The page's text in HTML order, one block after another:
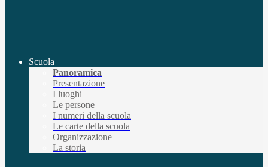
Scuola
Panoramica
Presentazione
I luoghi
Le persone
I numeri della scuola
Le carte della scuola
Organizzazione
La storia